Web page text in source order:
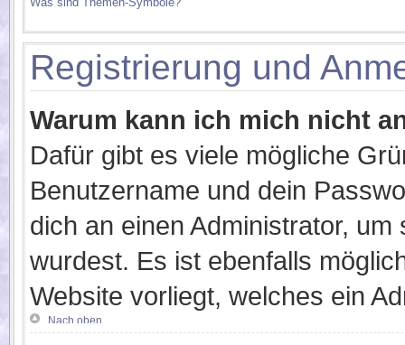
Registrierung und
Warum kann ich mich nicht
Dafür gibt es viele mögliche
Benutzername und dein
dich an einen Administrator,
wurdest. Es ist ebenfalls
Website vorliegt, welches ein
Nach oben